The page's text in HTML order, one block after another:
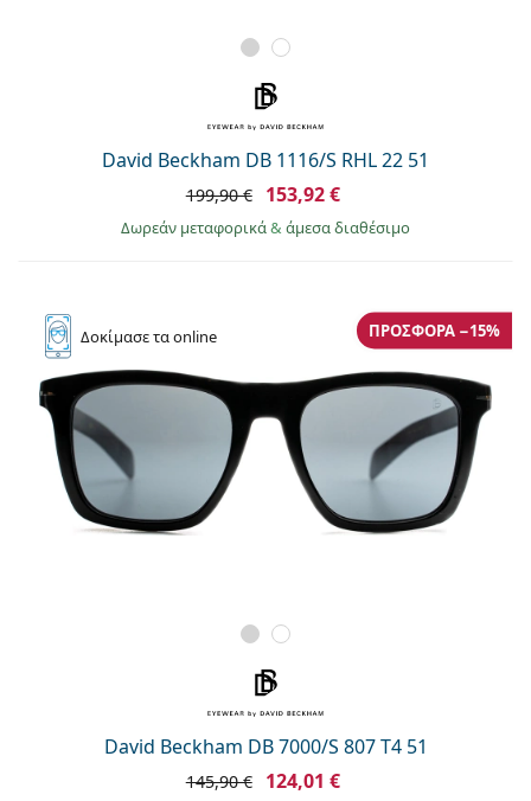
David Beckham DB 1116/S RHL 22 51
199,90 € 153,92 €
Δωρεάν μεταφορικά& άμεσα διαθέσιμο
Δοκίμασετα online
David Beckham DB 7000/S 807 T4 51
ΠΡΟΣΦΟΡΆ −15%
145,90 € 124,01 €